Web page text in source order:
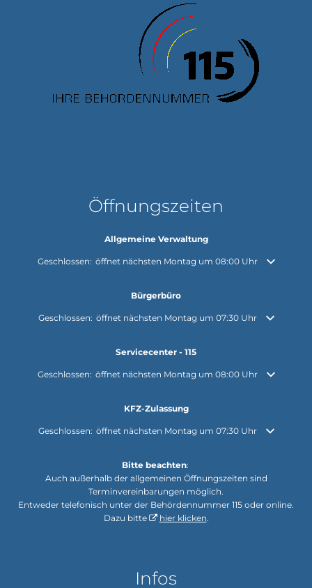
Öffnungszeiten
Allgemeine Verwaltung
Klicken, um weitere Öffnungs- oder Schließzeiten auszublenden
Geschlossen: öffnet nächsten Montag um 08:00 Uhr
Bürgerbüro
Klicken, um weitere Öffnungs- oder Schließzeiten auszublenden
Geschlossen: öffnet nächsten Montag um 07:30 Uhr
Servicecenter - 115
Klicken, um weitere Öffnungs- oder Schließzeiten auszublenden
Geschlossen: öffnet nächsten Montag um 08:00 Uhr
KFZ-Zulassung
Klicken, um weitere Öffnungs- oder Schließzeiten auszublenden
Geschlossen: öffnet nächsten Montag um 07:30 Uhr
Bitte beachten:
Auch außerhalb der allgemeinen Öffnungszeiten sind
Terminvereinbarungen möglich.
Entweder telefonisch unter der Behördennummer 115 oder online.
Dazu bitte
hier klicken.
Infos